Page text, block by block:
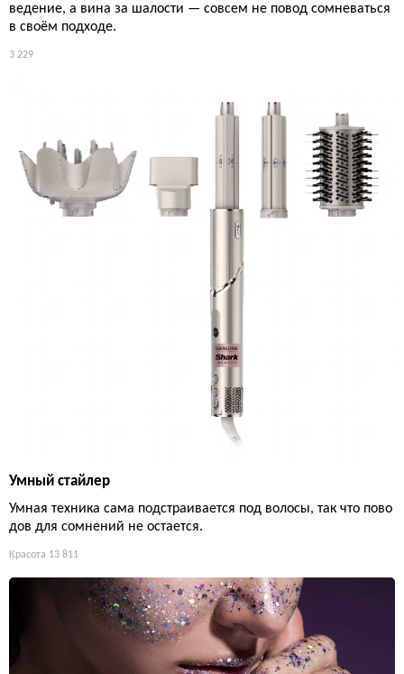
ведение, а вина за шалости — совсем не повод сомневаться
в своём подходе.
3 229
Умный стайлер
Умная техника сама подстраивается под волосы, так что пово
дов для сомнений не остается.
Красота 13 811